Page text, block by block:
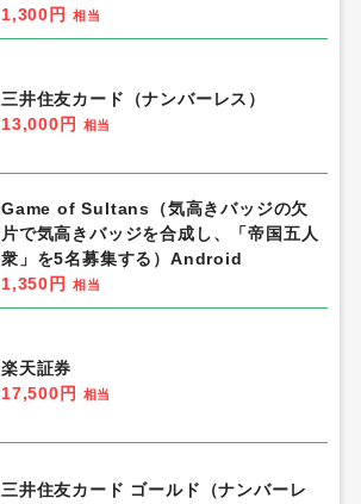
1,300円 相当
三井住友カード（ナンバーレス）
13,000円
相当
Game of Sultans（気高きバッジの欠
片で気高きバッジを合成し、「帝国五人
衆」を5名募集する）Android
1,350円
相当
楽天証券
17,500円
相当
三井住友カード ゴールド（ナンバーレ